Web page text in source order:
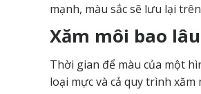
mạnh, màu sắc sẽ lưu lại
Xăm môi bao
Thời gian để màu của một
loại mực và cả quy trình